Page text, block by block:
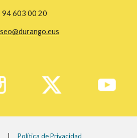
94 603 00 20
Política de Privacidad